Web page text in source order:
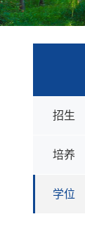
招生
培养
学位